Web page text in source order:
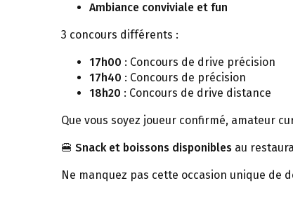
Ambiance conviviale et fun
3 concours différents :
17h00 : Concours de drive précision
17h40 : Concours de précision
18h20 : Concours de drive distance
Que vous soyez joueur confirmé, amateur
🍔 Snack et boissons disponibles au
Ne manquez pas cette occasion unique de